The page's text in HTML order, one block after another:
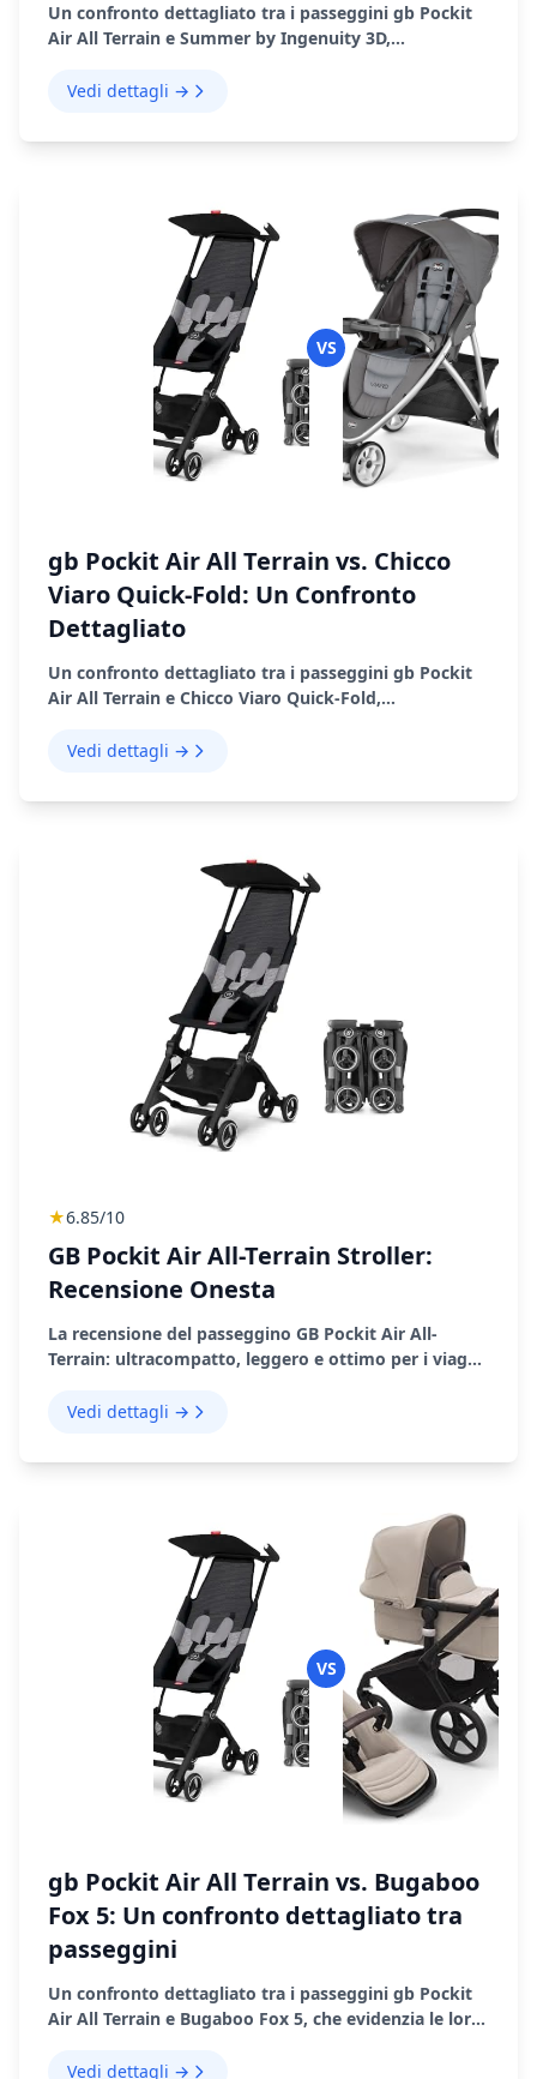
Un confronto dettagliato tra i passeggini gb Pockit
Air All Terrain e Summer by Ingenuity 3D,
l'idoneità
Vedi dettagli →
VS
gb Pockit Air All Terrain vs. Chicco
Viaro Quick-Fold: Un Confronto
Dettagliato
Un confronto dettagliato tra i passeggini gb Pockit
Air All Terrain e Chicco Viaro Quick-Fold,
mondo reale
Vedi dettagli →
★6.85/10
GB Pockit Air All-Terrain Stroller:
Recensione Onesta
La recensione del passeggino GB Pockit Air All-
Terrain: ultracompatto, leggero e ottimo per i viaggi.
onesta.
Vedi dettagli →
VS
gb Pockit Air All Terrain vs. Bugaboo
Fox 5: Un confronto dettagliato tra
passeggini
Un confronto dettagliato tra i passeggini gb Pockit
Air All Terrain e Bugaboo Fox 5, che evidenzia le loro
Vedi dettagli →